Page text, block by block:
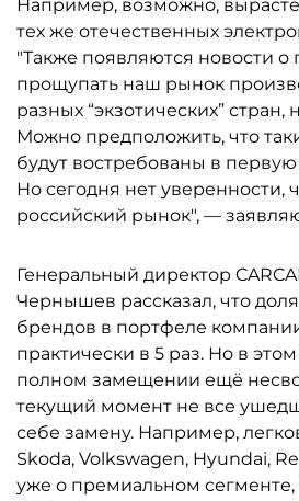
Например, возможно,
тех же отечественных
"Также появляются новости о
прощупать наш рынок
разных “экзотических”
Можно предположить, что
будут востребованы в первую
Но сегодня нет уверенности,
российский рынок", —
Генеральный директор
Чернышев рассказал, что
брендов в портфеле
практически в 5 раз. Но в
полном замещении ещё
текущий момент не все
себе замену. Например,
Skoda, Volkswagen, Hyundai,
уже о премиальном